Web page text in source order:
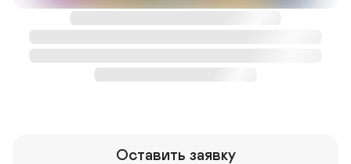
Оставить заявку